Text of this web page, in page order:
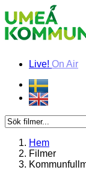
Skip to content
Live! On Air
Hem
Filmer